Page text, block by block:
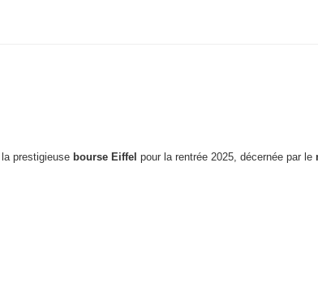
prestigieuse bourse Eiffel pour la rentrée 2025, décernée par le